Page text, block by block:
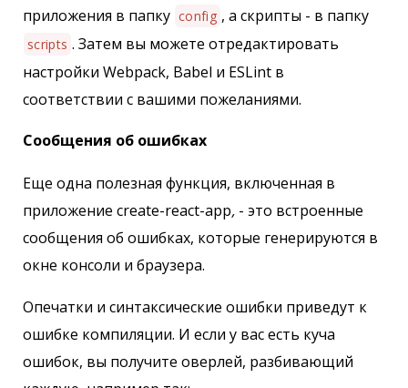
приложения в папку config , а скрипты - в папку
scripts . Затем вы можете отредактировать
настройки Webpack, Babel и ESLint в
соответствии с вашими пожеланиями.
Сообщения об ошибках
Еще одна полезная функция, включенная в
приложение create-react-app, - это встроенные
сообщения об ошибках, которые генерируются в
окне консоли и браузера.
Опечатки и синтаксические ошибки приведут к
ошибке компиляции. И если у вас есть куча
ошибок, вы получите оверлей, разбивающий